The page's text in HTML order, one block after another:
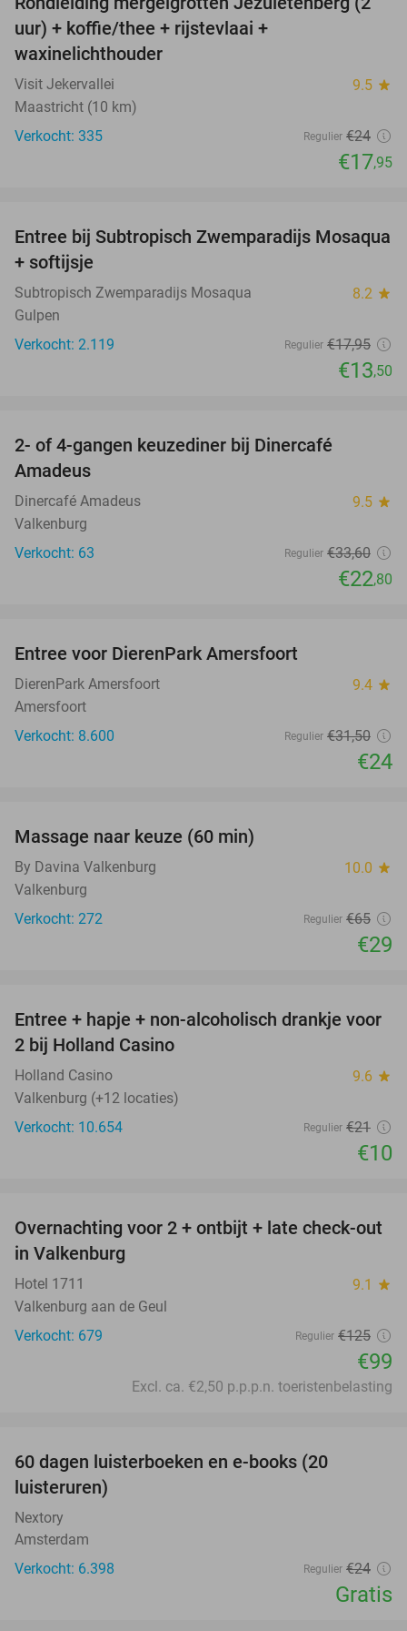
25%
uur) + koffie/thee + rijstevlaai +
waxinelichthouder
Visit Jekervallei 9.5 star
Maastricht (10 km)
Verkocht: 335
Regulier €24
€17,95
25%
Entree bij Subtropisch Zwemparadijs Mosaqua
+ softijsje
Subtropisch Zwemparadijs Mosaqua 8.2 star
Gulpen
Verkocht: 2.119
Regulier €17,95
€13,50
2- of 4-gangen keuzediner bij Dinercafé
Amadeus
Dinercafé Amadeus 9.5 star
Valkenburg
Verkocht: 63
Regulier €33,60
€22,80
Entree voor DierenPark Amersfoort
DierenPark Amersfoort 9.4 star
Amersfoort
Verkocht: 8.600
Regulier €31,50
€24
Massage naar keuze (60 min)
By Davina Valkenburg 10.0 star
Valkenburg
Verkocht: 272
Regulier €65
€29
52%
Entree + hapje + non-alcoholisch drankje voor
2 bij Holland Casino
Holland Casino 9.6 star
Valkenburg (+12 locaties)
Verkocht: 10.654
Regulier €21
€10
21%
Overnachting voor 2 + ontbijt + late check-out
in Valkenburg
Hotel 1711 9.1 star
Valkenburg aan de Geul
Verkocht: 679
Regulier €125
€99
Excl. ca. €2,50 p.p.p.n. toeristenbelasting
60 dagen luisterboeken en e-books (20
luisteruren)
Nextory
Amsterdam
Verkocht: 6.398
Regulier €24
Gratis